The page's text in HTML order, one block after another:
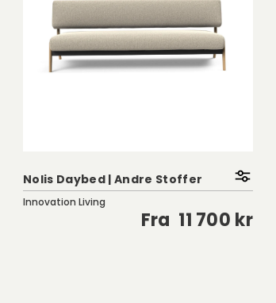
Nolis Daybed | Andre Stoffer
Innovation Living
Fra 11 700 kr